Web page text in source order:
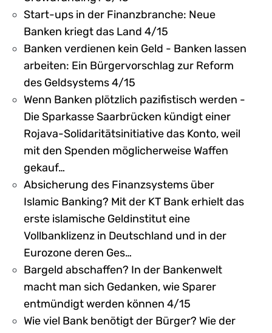
Start-ups in der Finanzbranche: Neue
Banken kriegt das Land 4/15
Banken verdienen kein Geld - Banken lassen
arbeiten: Ein Bürgervorschlag zur Reform
des Geldsystems 4/15
Wenn Banken plötzlich pazifistisch werden -
Die Sparkasse Saarbrücken kündigt einer
Rojava-Solidaritätsinitiative das Konto, weil
mit den Spenden möglicherweise Waffen
gekauf…
Absicherung des Finanzsystems über
Islamic Banking? Mit der KT Bank erhielt das
erste islamische Geldinstitut eine
Vollbanklizenz in Deutschland und in der
Eurozone deren Ges…
Bargeld abschaffen? In der Bankenwelt
macht man sich Gedanken, wie Sparer
entmündigt werden können 4/15
Wie viel Bank benötigt der Bürger? Wie der